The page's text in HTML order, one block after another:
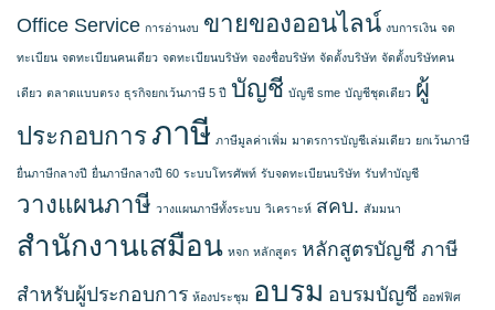
Office Service การอ่านงบ ขายของออนไลน์ งบการเงิน จด
ทะเบียน จดทะเบียนคนเดียว จดทะเบียนบริษัท จองชื่อบริษัท จัดตั้งบริษัท จัดตั้งบริษัทคน
เดียว ตลาดแบบตรง ธุรกิจยกเว้นภาษี 5 ปี บัญชี บัญชี sme บัญชีชุดเดียว ผู้
ประกอบการ ภาษี ภาษีมูลค่าเพิ่ม มาตรการบัญชีเล่มเดียว ยกเว้นภาษี
ยื่นภาษีกลางปี ยื่นภาษีกลางปี 60 ระบบโทรศัพท์ รับจดทะเบียนบริษัท รับทำบัญชี
วางแผนภาษี วางแผนภาษีทั้งระบบ วิเคราะห์ สคบ. สัมมนา
สำนักงานเสมือน หจก หลักสูตร หลักสูตรบัญชี ภาษี
สำหรับผู้ประกอบการ ห้องประชุม อบรม อบรมบัญชี ออฟฟิศ